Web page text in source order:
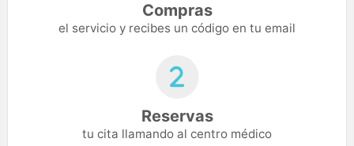
Compras
el servicio y recibes un código en tu email
Reservas
tu cita llamando al centro médico